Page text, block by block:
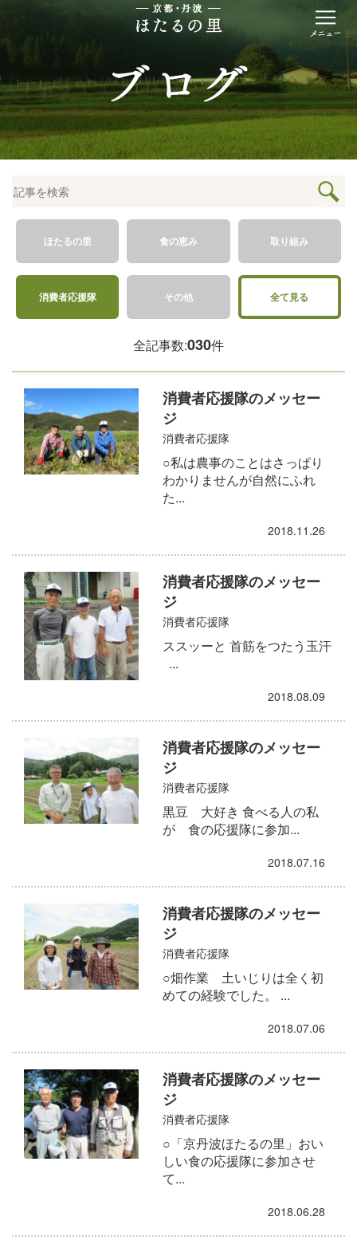
ほたるの里 食の恵み 取り組み
消費者応援隊 その他 全て見る
全記事数:030件
消費者応援隊のメッセー
ジ
消費者応援隊
○私は農事のことはさっぱり
わかりませんが自然にふれ
た...
2018.11.26
消費者応援隊のメッセー
ジ
消費者応援隊
ススッーと 首筋をつたう玉汗
...
2018.08.09
消費者応援隊のメッセー
ジ
消費者応援隊
黒豆 大好き 食べる人の私
が 食の応援隊に参加...
2018.07.16
消費者応援隊のメッセー
ジ
消費者応援隊
○畑作業 土いじりは全く初
めての経験でした。 ...
2018.07.06
消費者応援隊のメッセー
ジ
消費者応援隊
○「京丹波ほたるの里」おい
しい食の応援隊に参加させ
て...
2018.06.28